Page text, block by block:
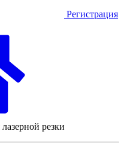
Регистрация
резки